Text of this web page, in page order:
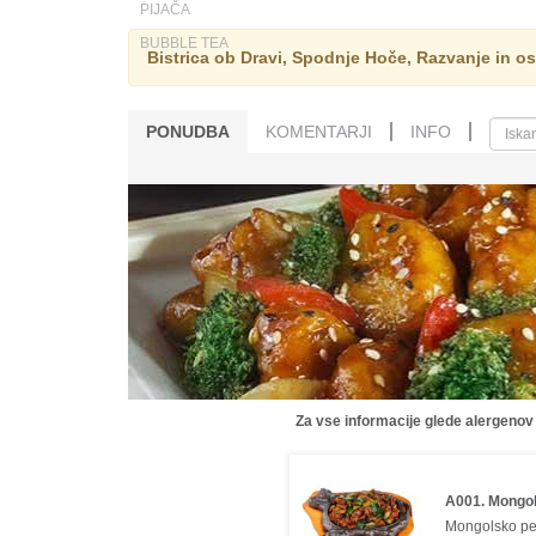
Bistrica ob Dravi, Spodnje Hoče, Razvanje in
PONUDBA KOMENTARJI INFO
PIJAČA
BUBBLE TEA
Za vse informacije glede
A001.
Mongolsko